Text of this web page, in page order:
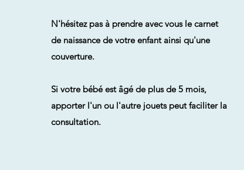
N'hésitez pas à prendre avec vous le carnet
de naissance de votre enfant ainsi qu'une
couverture.
Si votre bébé est âgé de plus de 5 mois,
apporter l'un ou l'autre jouets peut faciliter la
consultation.